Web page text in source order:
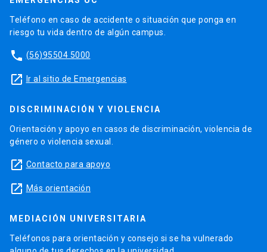
Teléfono en caso de accidente o situación que ponga en
riesgo tu vida dentro de algún campus.
phone (56)95504 5000
launch Ir al sitio de Emergencias
DISCRIMINACIÓN Y VIOLENCIA
Orientación y apoyo en casos de discriminación, violencia de
género o violencia sexual.
launch Contacto para apoyo
launch Más orientación
MEDIACIÓN UNIVERSITARIA
Teléfonos para orientación y consejo si se ha vulnerado